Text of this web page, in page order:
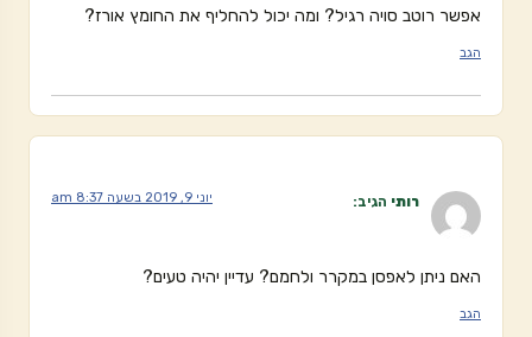
אפשר רוטב סויה רגיל? ומה יכול להחליף את החומץ אורז?
הגב
רותי הגיב: יוני 9, 2019 בשעה 8:37 am
האם ניתן לאפסן במקרר ולחמם? עדיין יהיה טעים?
הגב